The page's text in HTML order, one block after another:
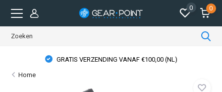
0 0
GEAR POINT STORE
Home